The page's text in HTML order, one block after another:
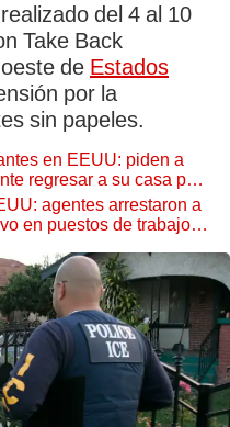
realizado del 4 al 10
Take Back
de Estados
por la
sin papeles.
en EEUU: piden a
regresar a su casa para
agentes arrestaron a
en puestos de trabajo